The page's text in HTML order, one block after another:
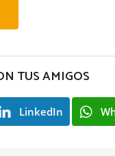
TUS AMIGOS
LinkedIn